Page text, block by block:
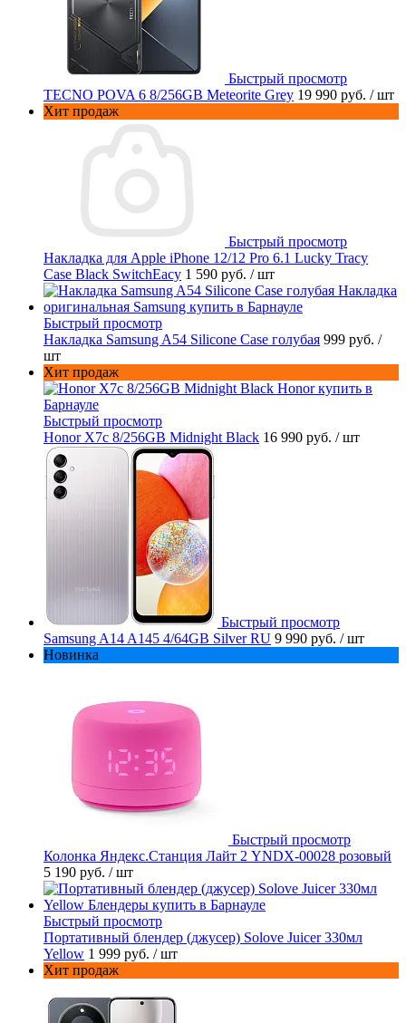
Быстрый просмотр
TECNO POVA 6 8/256GB Meteorite Grey 19 990 руб. / шт
Хит продаж
Быстрый просмотр
Накладка для Apple iPhone 12/12 Pro 6.1 Lucky Tracy
Case Black SwitchEacy 1 590 руб. / шт
Быстрый просмотр
Накладка Samsung A54 Silicone Case голубая 999 руб. /
шт
Хит продаж
Быстрый просмотр
Honor X7c 8/256GB Midnight Black 16 990 руб. / шт
Быстрый просмотр
Samsung A14 A145 4/64GB Silver RU 9 990 руб. / шт
Новинка
Быстрый просмотр
Колонка Яндекс.Станция Лайт 2 YNDX-00028 розовый
5 190 руб. / шт
Быстрый просмотр
Портативный блендер (джусер) Solove Juicer 330мл
Yellow 1 999 руб. / шт
Хит продаж